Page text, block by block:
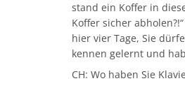
stand ein Koffer in
Koffer sicher
hier vier Tage, Sie
kennen gelernt und
CH: Wo haben Sie